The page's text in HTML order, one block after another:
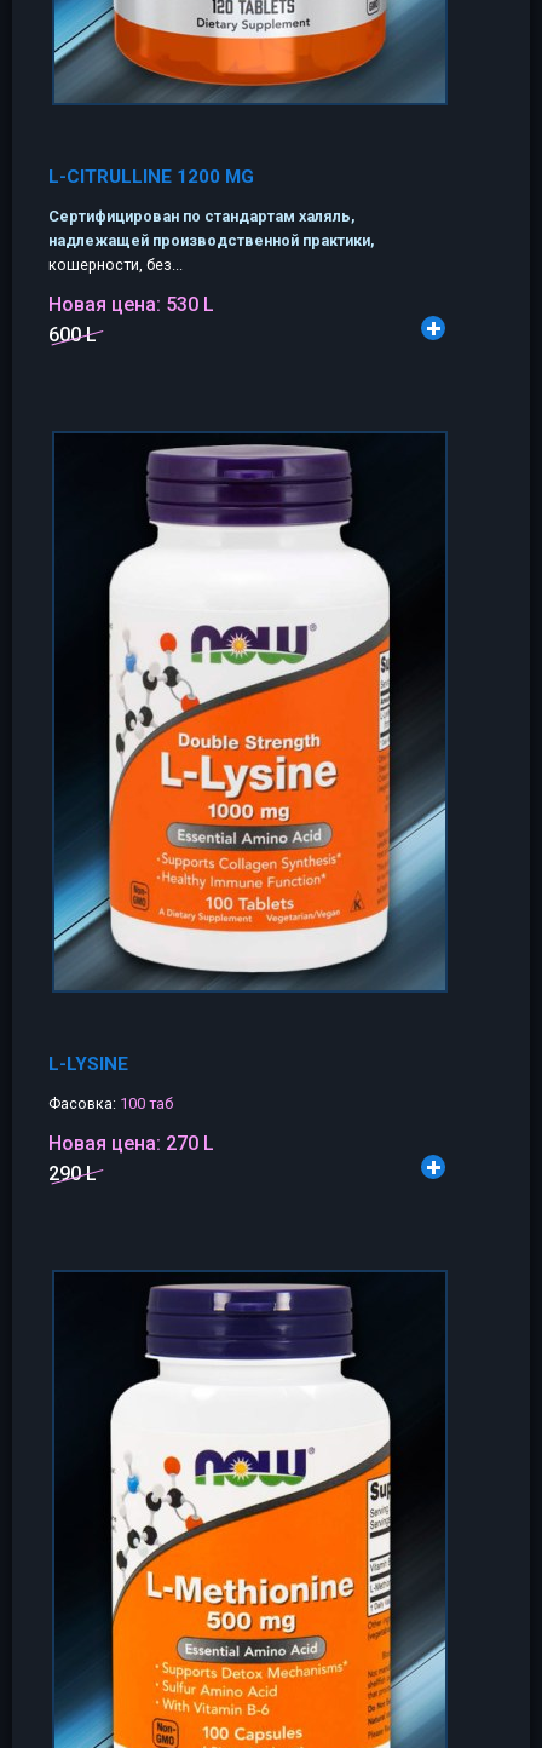
L-CITRULLINE 1200 MG
Сертифицирован по стандартам халяль,
надлежащей производственной практики,
кошерности, без...
Новая цена: 530 L
600 L
L-LYSINE
Фасовка: 100 таб
Новая цена: 270 L
290 L